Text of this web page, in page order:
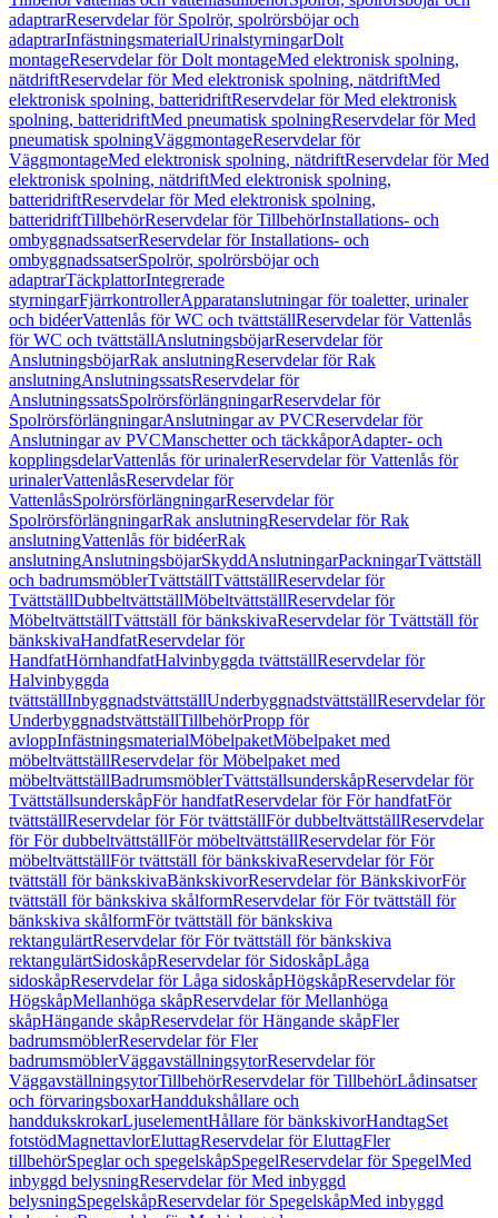
adaptrarReservdelar för Spolrör, spolrörsböjar och
adaptrarInfästningsmaterialUrinalstyrningarDolt
montageReservdelar för Dolt montageMed elektronisk spolning,
nätdriftReservdelar för Med elektronisk spolning, nätdriftMed
elektronisk spolning, batteridriftReservdelar för Med elektronisk
spolning, batteridriftMed pneumatisk spolningReservdelar för Med
pneumatisk spolningVäggmontageReservdelar för
VäggmontageMed elektronisk spolning, nätdriftReservdelar för Med
elektronisk spolning, nätdriftMed elektronisk spolning,
batteridriftReservdelar för Med elektronisk spolning,
batteridriftTillbehörReservdelar för TillbehörInstallations- och
ombyggnadssatserReservdelar för Installations- och
ombyggnadssatserSpolrör, spolrörsböjar och
adaptrarTäckplattorIntegrerade
styrningarFjärrkontrollerApparatanslutningar för toaletter, urinaler
och bidéerVattenlås för WC och tvättställReservdelar för Vattenlås
för WC och tvättställAnslutningsböjarReservdelar för
AnslutningsböjarRak anslutningReservdelar för Rak
anslutningAnslutningssatsReservdelar för
AnslutningssatsSpolrörsförlängningarReservdelar för
SpolrörsförlängningarAnslutningar av PVCReservdelar för
Anslutningar av PVCManschetter och täckkåporAdapter- och
kopplingsdelarVattenlås för urinalerReservdelar för Vattenlås för
urinalerVattenlåsReservdelar för
VattenlåsSpolrörsförlängningarReservdelar för
SpolrörsförlängningarRak anslutningReservdelar för Rak
anslutningVattenlås för bidéerRak
anslutningAnslutningsböjarSkyddAnslutningarPackningarTvättställ
och badrumsmöblerTvättställTvättställReservdelar för
TvättställDubbeltvättställMöbeltvättställReservdelar för
MöbeltvättställTvättställ för bänkskivaReservdelar för Tvättställ för
bänkskivaHandfatReservdelar för
HandfatHörnhandfatHalvinbyggda tvättställReservdelar för
Halvinbyggda
tvättställInbyggnadstvättställUnderbyggnadstvättställReservdelar för
UnderbyggnadstvättställTillbehörPropp för
avloppInfästningsmaterialMöbelpaketMöbelpaket med
möbeltvättställReservdelar för Möbelpaket med
möbeltvättställBadrumsmöblerTvättställsunderskåpReservdelar för
TvättställsunderskåpFör handfatReservdelar för För handfatFör
tvättställReservdelar för För tvättställFör dubbeltvättställReservdelar
för För dubbeltvättställFör möbeltvättställReservdelar för För
möbeltvättställFör tvättställ för bänkskivaReservdelar för För
tvättställ för bänkskivaBänkskivorReservdelar för BänkskivorFör
tvättställ för bänkskiva skålformReservdelar för För tvättställ för
bänkskiva skålformFör tvättställ för bänkskiva
rektangulärtReservdelar för För tvättställ för bänkskiva
rektangulärtSidoskåpReservdelar för SidoskåpLåga
sidoskåpReservdelar för Låga sidoskåpHögskåpReservdelar för
HögskåpMellanhöga skåpReservdelar för Mellanhöga
skåpHängande skåpReservdelar för Hängande skåpFler
badrumsmöblerReservdelar för Fler
badrumsmöblerVäggavställningsytorReservdelar för
VäggavställningsytorTillbehörReservdelar för TillbehörLådinsatser
och förvaringsboxarHanddukshållare och
handdukskrokarLjuselementHållare för bänkskivorHandtagSet
fotstödMagnettavlorEluttagReservdelar för EluttagFler
tillbehörSpeglar och spegelskåpSpegelReservdelar för SpegelMed
inbyggd belysningReservdelar för Med inbyggd
belysningSpegelskåpReservdelar för SpegelskåpMed inbyggd